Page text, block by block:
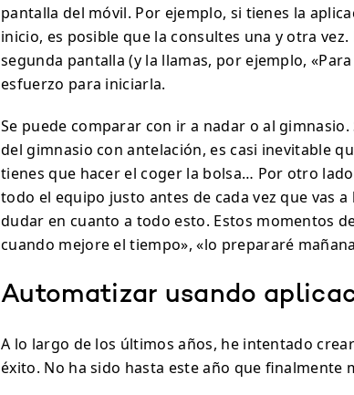
pantalla del móvil. Por ejemplo, si tienes la
inicio, es posible que la consultes una y otra
segunda pantalla (y la llamas, por ejemplo,
esfuerzo para iniciarla.
Se puede comparar con ir a nadar o al
del gimnasio con antelación, es casi inevitable
tienes que hacer el coger la bolsa… Por otro
todo el equipo justo antes de cada vez que vas
dudar en cuanto a todo esto. Estos momentos
cuando mejore el tiempo», «lo prepararé
Automatizar usando
A lo largo de los últimos años, he intentado
éxito. No ha sido hasta este año que finalmente